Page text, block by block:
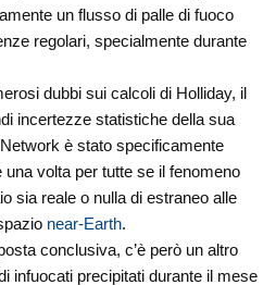
un flusso di palle di fuoco
regolari, specialmente durante
dubbi sui calcoli di Holliday, il
incertezze statistiche della sua
è stato specificamente
volta per tutte se il fenomeno
sia reale o nulla di estraneo alle
near-Earth.
conclusiva, c’è però un altro
infuocati precipitati durante il mese